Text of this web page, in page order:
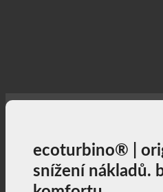
ecoturbino® |
snížení nákladů.